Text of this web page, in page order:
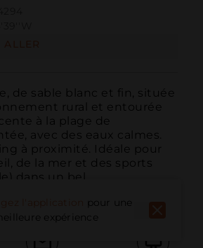
de sable blanc et fin, située
rural et entourée
à la plage de
avec des eaux calmes.
à proximité. Idéale pour
de la mer et des sports
dans un bel
pour une
expérience